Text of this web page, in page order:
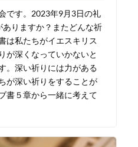
です。2023年9月3日の礼
りますか？またどんな祈
は私たちがイエスキリス
が深くなっていかないと
。深い祈りには力がある
が深い祈りをすることが
書５章から一緒に考えて